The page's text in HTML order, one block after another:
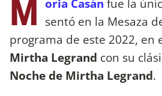
M oria Casán fue la
sentó en la Mesaza
programa de este 2022, en
Mirtha Legrand con su
Noche de Mirtha Legrand.